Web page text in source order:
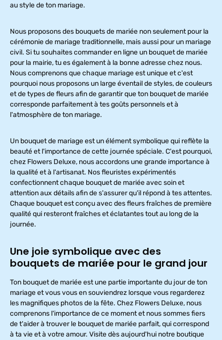
au style de ton mariage.
Nous proposons des bouquets de mariée non seulement pour la
cérémonie de mariage traditionnelle, mais aussi pour un mariage
civil. Si tu souhaites commander en ligne un bouquet de mariée
pour la mairie, tu es également à la bonne adresse chez nous.
Nous comprenons que chaque mariage est unique et c'est
pourquoi nous proposons un large éventail de styles, de couleurs
et de types de fleurs afin de garantir que ton bouquet de mariée
corresponde parfaitement à tes goûts personnels et à
l'atmosphère de ton mariage.
Un bouquet de mariage est un élément symbolique qui reflète la
beauté et l'importance de cette journée spéciale. C'est pourquoi,
chez Flowers Deluxe, nous accordons une grande importance à
la qualité et à l'artisanat. Nos fleuristes expérimentés
confectionnent chaque bouquet de mariée avec soin et
attention aux détails afin de s'assurer qu'il répond à tes attentes.
Chaque bouquet est conçu avec des fleurs fraîches de première
qualité qui resteront fraîches et éclatantes tout au long de la
journée.
Une joie symbolique avec des
bouquets de mariée pour le grand jour
Ton bouquet de mariée est une partie importante du jour de ton
mariage et vous vous en souviendrez lorsque vous regarderez
les magnifiques photos de la fête. Chez Flowers Deluxe, nous
comprenons l'importance de ce moment et nous sommes fiers
de t'aider à trouver le bouquet de mariée parfait, qui correspond
à ta vie et à votre amour. Visite dès aujourd'hui notre boutique